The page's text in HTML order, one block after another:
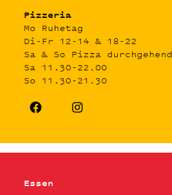
Pizzeria
Mo Ruhetag
Di-Fr 12-14 & 18-22
Sa & So Pizza durchgehend
Sa 11.30-22.00
So 11.30-21.30
Essen